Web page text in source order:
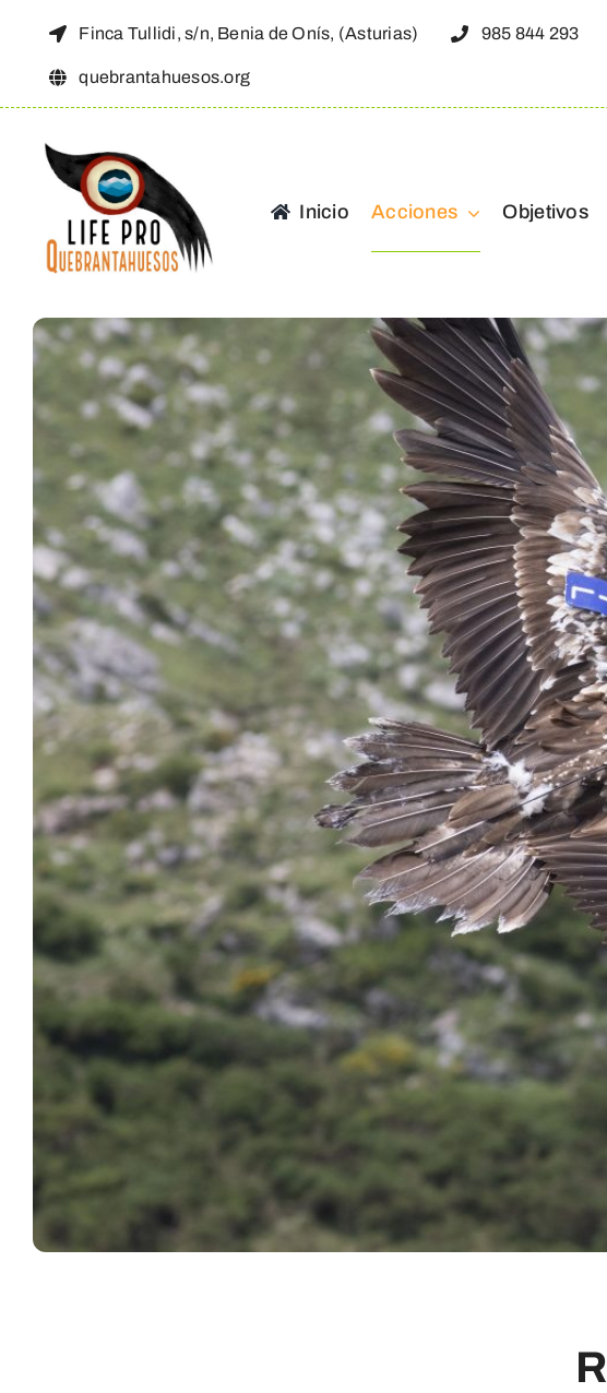
contenido
Finca Tullidi, s/n, Benia de Onís, (Asturias) 985 844 293
quebrantahuesos.org
Inicio Acciones Objetivos